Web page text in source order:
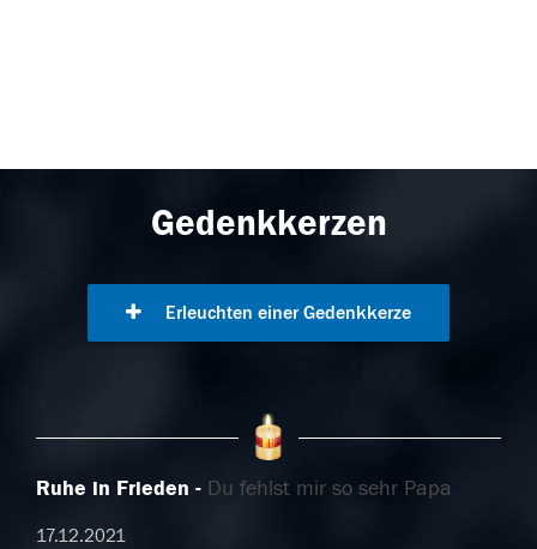
Gedenkkerzen
Erleuchten einer Gedenkkerze
Ruhe in Frieden Du fehlst mir so sehr Papa
17.12.2021